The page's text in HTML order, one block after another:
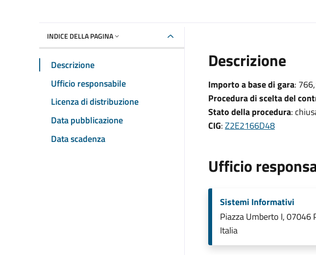
INDICE DELLA PAGINA
Descrizione
Ufficio responsabile
Licenza di distribuzione
Data pubblicazione
Data scadenza
Descrizione
Importo a base di gara:
Procedura di scelta del
Stato della procedura:
CIG:Z2E2166D48
Ufficio
Sistemi Informativi
Piazza Umberto I, 07046
Italia